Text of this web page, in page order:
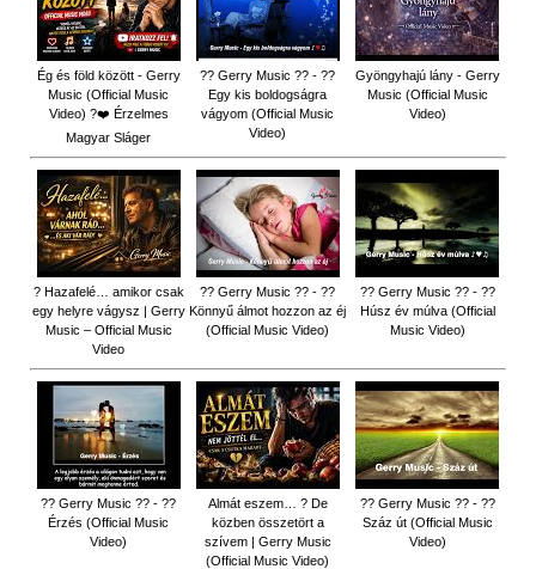
Ég és föld között - Gerry
Music (Official Music
Video) ?❤️ Érzelmes
Magyar Sláger
?? Gerry Music ?? - ??
Egy kis boldogságra
vágyom (Official Music
Video)
Gyöngyhajú lány - Gerry
Music (Official Music
Video)
? Hazafelé… amikor csak
egy helyre vágysz | Gerry
Music – Official Music
Video
?? Gerry Music ?? - ??
Könnyű álmot hozzon az éj
(Official Music Video)
?? Gerry Music ?? - ??
Húsz év múlva (Official
Music Video)
?? Gerry Music ?? - ??
Érzés (Official Music
Video)
Almát eszem… ? De
közben összetört a
szívem | Gerry Music
(Official Music Video)
?? Gerry Music ?? - ??
Száz út (Official Music
Video)